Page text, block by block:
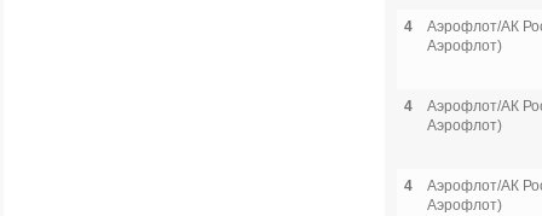
4
Аэрофлот/АК
Аэрофлот)
4
Аэрофлот/АК
Аэрофлот)
4
Аэрофлот/АК
Аэрофлот)